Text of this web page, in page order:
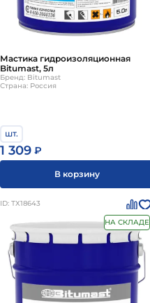
Мастика гидроизоляционная
Bitumast, 5л
Бренд: Bitumast
Страна: Россия
шт.
1 309 ₽
В корзину
ID: ТХ18643
НА СКЛАДЕ